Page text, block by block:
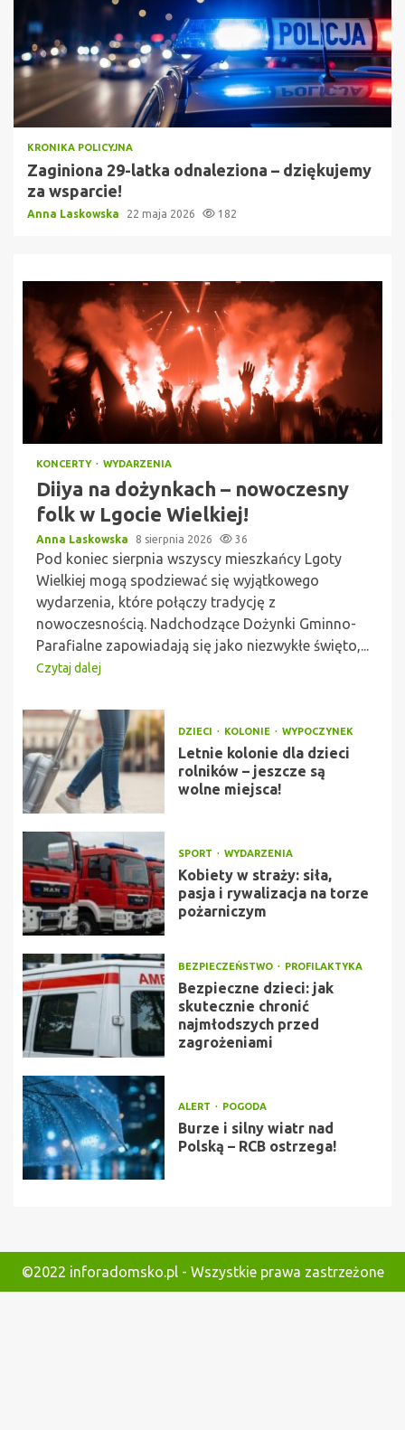
KRONIKA POLICYJNA
Zaginiona 29-latka odnaleziona – dziękujemy
za wsparcie!
Anna Laskowska 22 maja 2026 182
KONCERTY WYDARZENIA
Diiya na dożynkach – nowoczesny
folk w Lgocie Wielkiej!
Anna Laskowska 8 sierpnia 2026 36
Pod koniec sierpnia wszyscy mieszkańcy Lgoty
Wielkiej mogą spodziewać się wyjątkowego
wydarzenia, które połączy tradycję z
nowoczesnością. Nadchodzące Dożynki Gminno-
Parafialne zapowiadają się jako niezwykłe święto,...
Czytaj dalej
DZIECI KOLONIE WYPOCZYNEK
Letnie kolonie dla dzieci
rolników – jeszcze są
wolne miejsca!
SPORT WYDARZENIA
Kobiety w straży: siła,
pasja i rywalizacja na torze
pożarniczym
BEZPIECZEŃSTWO PROFILAKTYKA
Bezpieczne dzieci: jak
skutecznie chronić
najmłodszych przed
zagrożeniami
ALERT POGODA
Burze i silny wiatr nad
Polską – RCB ostrzega!
©2022 inforadomsko.pl - Wszystkie prawa zastrzeżone